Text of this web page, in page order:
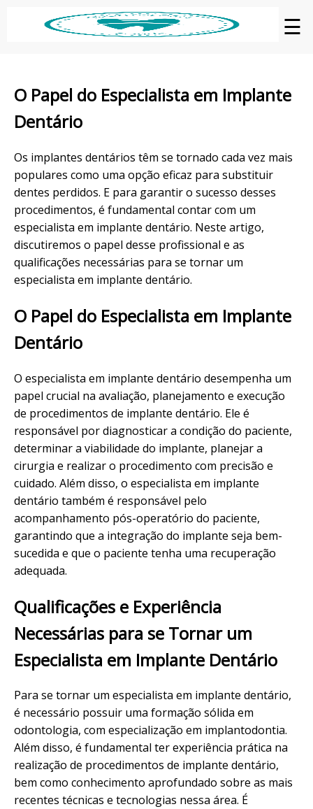
☰
O Papel do Especialista em Implante
Dentário
Os implantes dentários têm se tornado cada vez mais
populares como uma opção eficaz para substituir
dentes perdidos. E para garantir o sucesso desses
procedimentos, é fundamental contar com um
especialista em implante dentário. Neste artigo,
discutiremos o papel desse profissional e as
qualificações necessárias para se tornar um
especialista em implante dentário.
O Papel do Especialista em Implante
Dentário
O especialista em implante dentário desempenha um
papel crucial na avaliação, planejamento e execução
de procedimentos de implante dentário. Ele é
responsável por diagnosticar a condição do paciente,
determinar a viabilidade do implante, planejar a
cirurgia e realizar o procedimento com precisão e
cuidado. Além disso, o especialista em implante
dentário também é responsável pelo
acompanhamento pós-operatório do paciente,
garantindo que a integração do implante seja bem-
sucedida e que o paciente tenha uma recuperação
adequada.
Qualificações e Experiência
Necessárias para se Tornar um
Especialista em Implante Dentário
Para se tornar um especialista em implante dentário,
é necessário possuir uma formação sólida em
odontologia, com especialização em implantodontia.
Além disso, é fundamental ter experiência prática na
realização de procedimentos de implante dentário,
bem como conhecimento aprofundado sobre as mais
recentes técnicas e tecnologias nessa área. É